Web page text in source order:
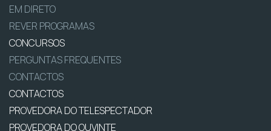
EM DIRETO
REVER PROGRAMAS
CONCURSOS
PERGUNTAS FREQUENTES
CONTACTOS
CONTACTOS
PROVEDORA DO TELESPECTADOR
PROVEDORA DO OUVINTE